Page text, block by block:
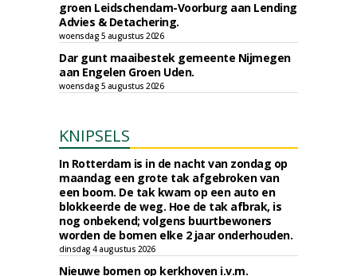
groen Leidschendam-Voorburg aan Lending
Advies & Detachering.
woensdag 5 augustus 2026
Dar gunt maaibestek gemeente Nijmegen
aan Engelen Groen Uden.
woensdag 5 augustus 2026
KNIPSELS
In Rotterdam is in de nacht van zondag op
maandag een grote tak afgebroken van
een boom. De tak kwam op een auto en
blokkeerde de weg. Hoe de tak afbrak, is
nog onbekend; volgens buurtbewoners
worden de bomen elke 2 jaar onderhouden.
dinsdag 4 augustus 2026
Nieuwe bomen op kerkhoven i.v.m.